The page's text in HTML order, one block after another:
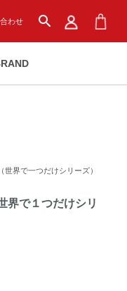
わせ search
界で一つだけシリーズ）
界で１つだけシリ